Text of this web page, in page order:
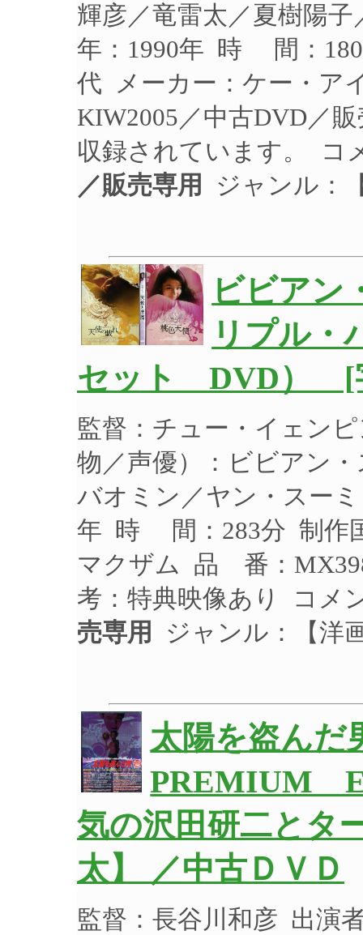
輝彦／竜雷太／夏樹陽
年：1990年 時 間：
代 メーカー：ケー・
KIW2005／中古DVD／
収録されています。 コ
／販売専用
ジャンル：
ビビア
リプル・
セット DVD） [
監督：チュー・イェン
物／声優）：ビビアン
バオミン／ヤン・スー
年 時 間：283分 制作
マクザム 品 番：
考：特典映像あり コメ
売専用
ジャンル：【洋
太陽を盗ん
PREMIUM
気の沢田研二とタ
太】 ／中古ＤＶＤ
監督：長谷川和彦 出演